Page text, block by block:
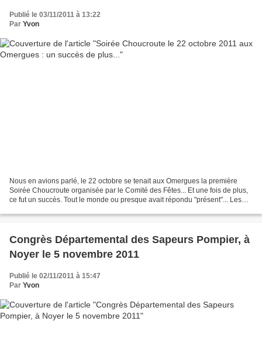
Publié le 03/11/2011 à 13:22
Par Yvon
Nous en avions parlé, le 22 octobre se tenait aux Omergues la première
Soirée Choucroute organisée par le Comité des Fêtes... Et une fois de plus,
ce fut un succès. Tout le monde ou presque avait répondu "présent"... Les
Congrès Départemental des Sapeurs Pompier, à
Noyer le 5 novembre 2011
Publié le 02/11/2011 à 15:47
Par Yvon